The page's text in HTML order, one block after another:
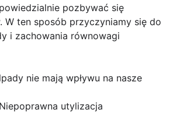
pozbywać się
W ten sposób przyczyniamy się do
i zachowania równowagi
nie mają wpływu na nasze
utylizacja